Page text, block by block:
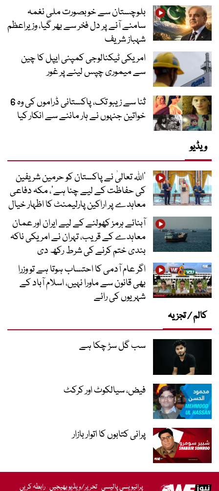
بلوچستان سے خوبصورت ملی نغمہ
سامنے آنے پر دل فخر سے بھر گیا، وزیراعظم
شہباز شریف
امریکی ٹیکنالوجی کمپنی ایپل کا چین
سے میموری چپس لینے پر غور
ثنا سے زیبو تک، پاکستانی ڈراموں کی وہ 6
خواتین جنہوں نے ہار ماننے سے انکار کیا
ویڈیو
’اللہ تعالیٰ نے پاکستان کو حرمین شریفین
کی حفاظت کے لیے چنا ہے‘، مکہ دفاعی
معاہدے پر اراکین پارلیمنٹ کا اظہار خیال
آبنائے ہرمز کھولنے کے لیے ایران اور عمان
معاہدے کے قریب، تہران نے امریکی ناکہ
بندی ختم کرنے کی شرط رکھ دی
اگر عام آدمی کا احتساب ہوتا ہے تو وزرا
بھی قانون سے ماورا نہیں، اسلام آباد کے
شہریوں کی رائے
کالم / تجزیہ
سب گل سڑ چکا ہے
فیض، سیالکوٹ اور کرکٹ
پرانی کتابوں کا اتوار بازار
پرائیویسی پالیسی تحریر/ویڈیو بھیجیں رابطہ کریں